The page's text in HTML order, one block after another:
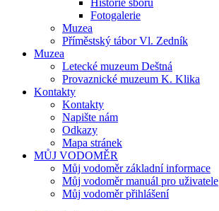
Historie sboru
Fotogalerie
Muzea
Příměstský tábor Vl. Zedník
Muzea
Letecké muzeum Deštná
Provaznické muzeum K. Klika
Kontakty
Kontakty
Napište nám
Odkazy
Mapa stránek
MŮJ VODOMĚR
Můj vodoměr základní informace
Můj vodoměr manuál pro uživatele
Můj vodoměr přihlášení